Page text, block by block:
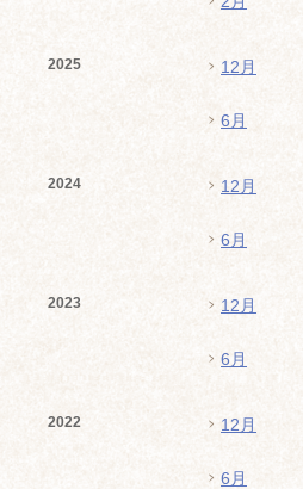
2025 12月
6月
2024 12月
6月
2023 12月
6月
2022 12月
6月